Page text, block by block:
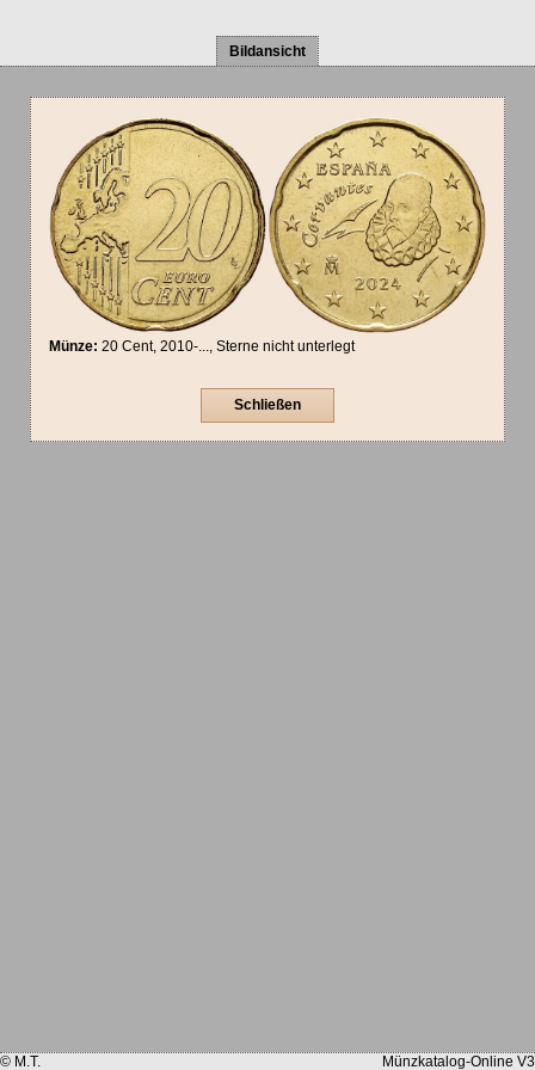
Bildansicht
Münze:20 Cent, 2010-..., Sterne nicht unterlegt
Schließen
© M.T. Münzkatalog-Online V3